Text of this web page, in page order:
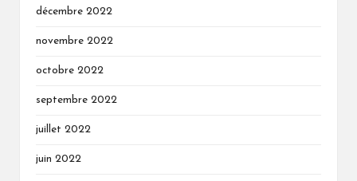
décembre 2022
novembre 2022
octobre 2022
septembre 2022
juillet 2022
juin 2022